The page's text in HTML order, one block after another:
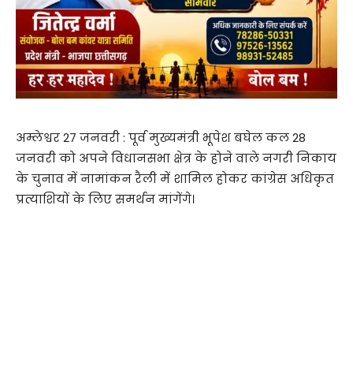
अम्लेश्वर 27 जनवरी : पूर्व मुख्यमंत्री भूपेश बघेल कल 28
जनवरी को अपने विधानसभा क्षेत्र के होने वाले नगरी निकाय
के चुनाव में नामांकन रैली में शामिल होकर कांग्रेस अधिकृत
प्रत्याशियों के लिए समर्थन मांगेंगे।